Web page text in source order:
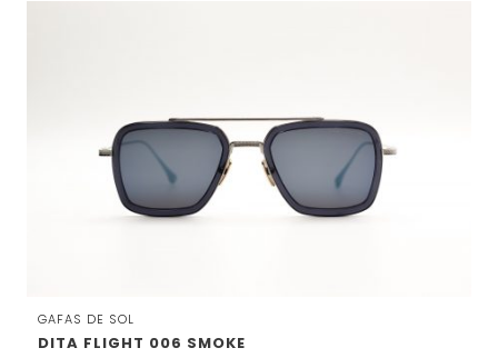
GAFAS DE SOL
DITA FLIGHT 006 SMOKE